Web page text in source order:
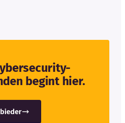
begint hier.